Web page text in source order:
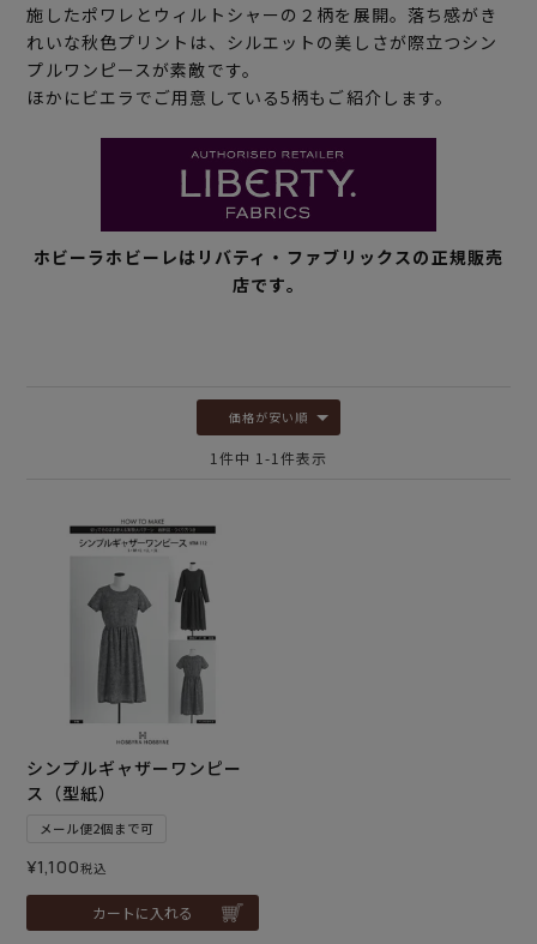
施したポワレとウィルトシャーの２柄を展開。落ち感がき
れいな秋色プリントは、シルエットの美しさが際立つシン
プルワンピースが素敵です。
ほかにビエラでご用意している5柄もご紹介します。
ホビーラホビーレはリバティ・ファブリックスの正規販売
店です。
価格が安い順
1 件中 1 -1 件表示
シンプルギャザーワンピー
ス（型紙）
メール便2個まで可
¥1,100税込
カートに入れる